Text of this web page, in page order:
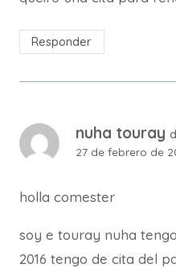
Responder
nuha touray
27 de febrero de
holla comester
soy e touray nuha
2016 tengo de cita del